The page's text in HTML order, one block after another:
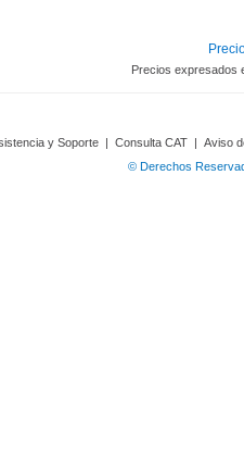
Precios expresados
y Soporte | Consulta CAT | Aviso
© Derechos